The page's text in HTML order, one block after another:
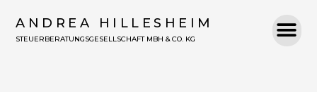
InhaltANDREA HILLESHEIM
STEUERBERATUNGSGESELLSCHAFT MBH & CO. KG